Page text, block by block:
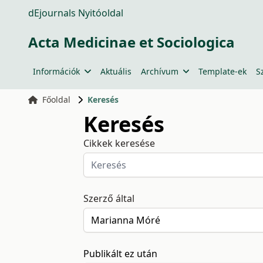
dEjournals Nyitóoldal
Acta Medicinae et Sociologica
Információk Aktuális Archívum Template-ek
Főoldal Keresés
Keresés
Cikkek keresése
Szerző által
Publikált ez után